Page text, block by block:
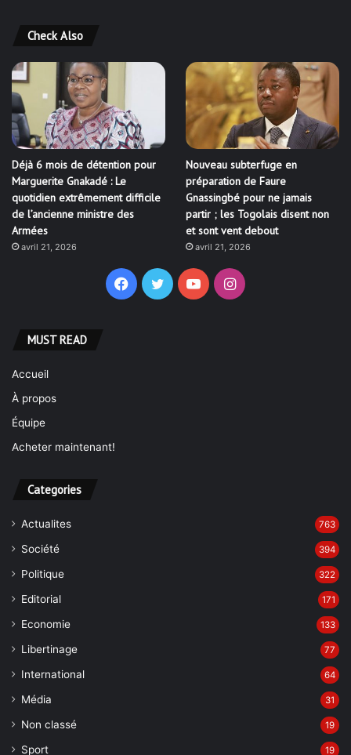
Check Also
Déjà 6 mois de détention pour
Marguerite Gnakadé : Le
quotidien extrêmement difficile
de l’ancienne ministre des
Armées
avril 21, 2026
Nouveau subterfuge en
préparation de Faure
Gnassingbé pour ne jamais
partir ; les Togolais disent non
et sont vent debout
avril 21, 2026
Facebook
TwitterYouTubeInstagram
MUST READ
Accueil
À propos
Équipe
Acheter maintenant!
Categories
Actualites 763
Société 394
Politique 322
Editorial 171
Economie 133
Libertinage 77
International 64
Média 31
Non classé 19
Sport 19